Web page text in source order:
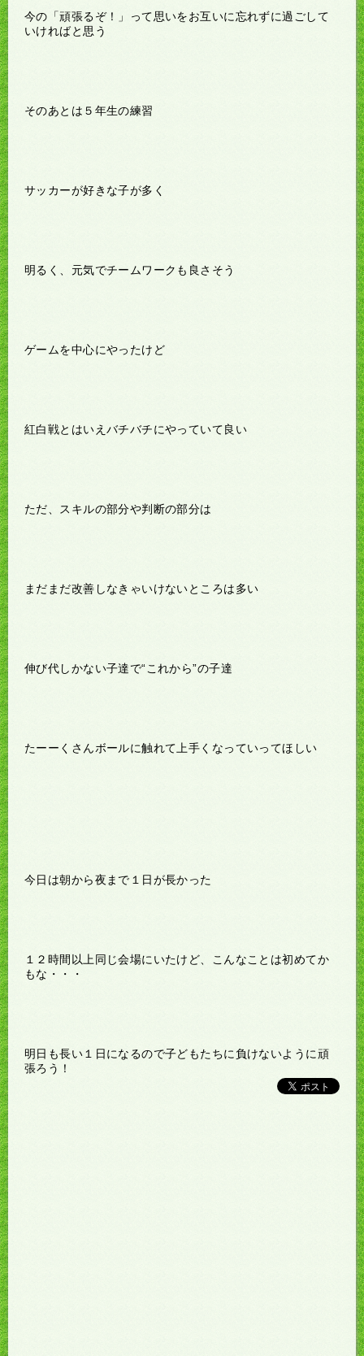
今の「頑張るぞ！」って思いをお互いに忘れずに過ごして
いければと思う
そのあとは５年生の練習
サッカーが好きな子が多く
明るく、元気でチームワークも良さそう
ゲームを中心にやったけど
紅白戦とはいえバチバチにやっていて良い
ただ、スキルの部分や判断の部分は
まだまだ改善しなきゃいけないところは多い
伸び代しかない子達で“これから”の子達
たーーくさんボールに触れて上手くなっていってほしい
今日は朝から夜まで１日が長かった
１２時間以上同じ会場にいたけど、こんなことは初めてか
もな・・・
明日も長い１日になるので子どもたちに負けないように頑
張ろう！